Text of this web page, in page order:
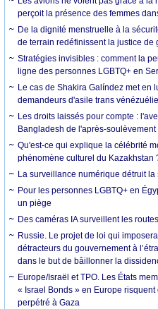
perçoit la présence des femmes
De la dignité menstruelle à la
de terrain redéfinissent la justice de
Stratégies invisibles : comment la
ligne des personnes LGBTQ+ en
Le cas de Shakira Galíndez met en
demandeurs d'asile trans
Les droits laissés pour compte :
Bangladesh de l'après-soulèvement
Qu'est-ce qui explique la célébrité
phénomène culturel du Kazakhstan
La surveillance numérique détruit
Pour les personnes LGBTQ+ en
un piège
Des caméras IA surveillent les
Russie. Le projet de loi qui
détracteurs du gouvernement à
dans le but de bâillonner la
Europe/Israël et TPO. Les États
« Israel Bonds » en Europe
perpétré à Gaza